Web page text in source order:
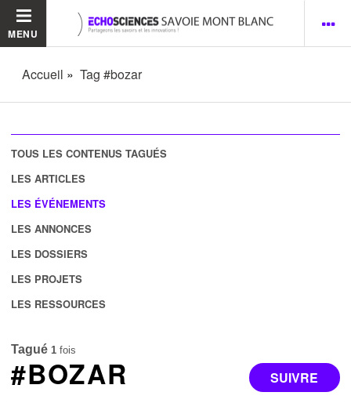
MENU
Accueil Tag #bozar
TOUS LES CONTENUS TAGUÉS
LES ARTICLES
LES ÉVÉNEMENTS
LES ANNONCES
LES DOSSIERS
LES PROJETS
LES RESSOURCES
Tagué 1 fois
SUIVRE
#BOZAR